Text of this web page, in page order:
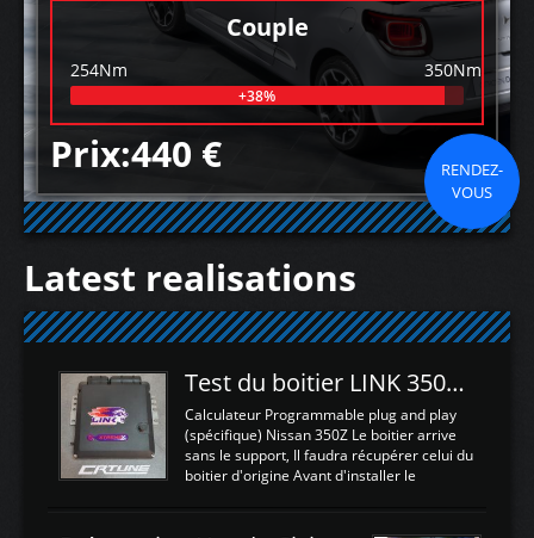
Couple
254Nm 350Nm
+38%
Prix:440 €
RENDEZ-
VOUS
Latest realisations
Test du boitier LINK 350Z Plugin ECU
Calculateur Programmable plug and play
(spécifique) Nissan 350Z Le boitier arrive
sans le support, Il faudra récupérer celui du
boitier d'origine Avant d'installer le